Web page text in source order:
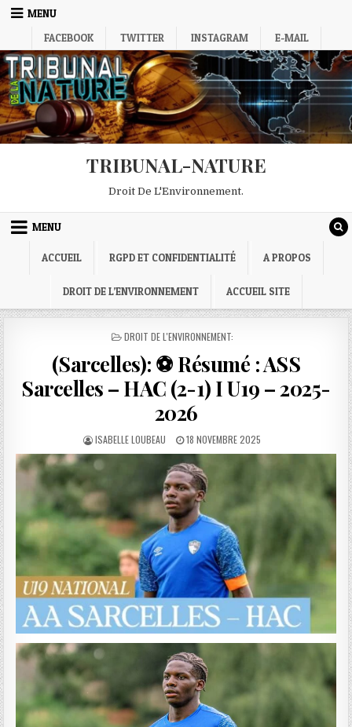
Skip
MENU
FACEBOOK
TWITTER INSTAGRAM E-MAIL
TRIBUNAL-NATURE
Droit De L'Environnement.
MENU
ACCUEIL RGPD ET CONFIDENTIALITÉ A PROPOS
DROIT DE L’ENVIRONNEMENT ACCUEIL SITE
POSTED
DROIT DE L'ENVIRONNEMENT:
(Sarcelles): ⚽️ Résumé : ASS
Sarcelles – HAC (2-1) I U19 – 2025-
2026
AUTHOR:
ISABELLE LOUBEAU
PUBLISHED
DATE:
18 NOVEMBRE 2025